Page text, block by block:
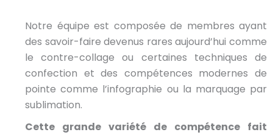
Notre équipe est composée de membres ayant
des savoir-faire devenus rares aujourd’hui comme
le contre-collage ou certaines techniques de
confection et des compétences modernes de
pointe comme l’infographie ou la marquage par
sublimation.
Cette grande variété de compétence fait